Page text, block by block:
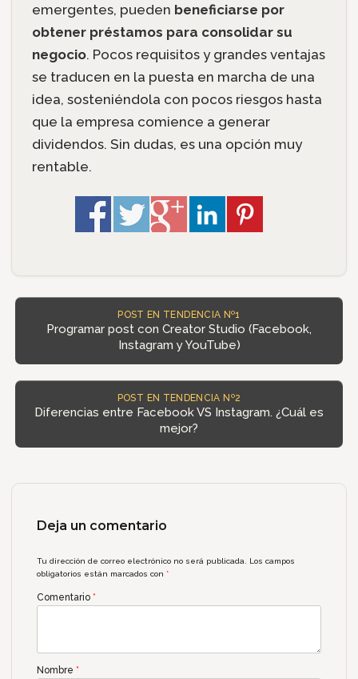
emergentes, pueden beneficiarse por
obtener préstamos para consolidar su
negocio. Pocos requisitos y grandes ventajas
se traducen en la puesta en marcha de una
idea, sosteniéndola con pocos riesgos hasta
que la empresa comience a generar
dividendos. Sin dudas, es una opción muy
rentable.
POST EN TENDENCIA Nº1
Programar post con Creator Studio (Facebook,
Instagram y YouTube)
POST EN TENDENCIA Nº2
Diferencias entre Facebook VS Instagram. ¿Cuál es
mejor?
Deja un comentario
Tu dirección de correo electrónico no será publicada.
Los campos
obligatorios están marcados con*
Comentario *
Nombre *